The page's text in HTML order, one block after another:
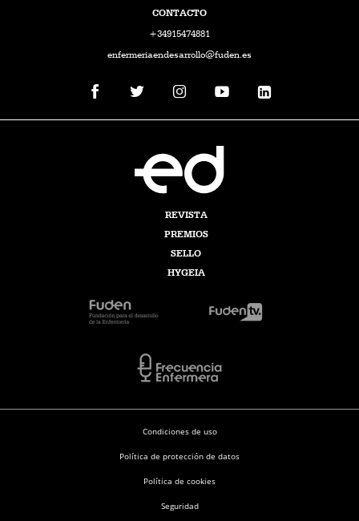
CONTACTO
+34915474881
enfermeriaendesarrollo@fuden.es
REVISTA
PREMIOS
SELLO
HYGEIA
Condiciones de uso
Política de protección de datos
Política de cookies
Seguridad